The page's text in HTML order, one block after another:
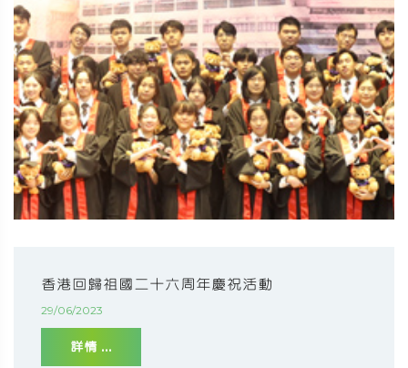
香港回歸祖國二十六周年慶祝活動
29/06/2023
詳情 ...